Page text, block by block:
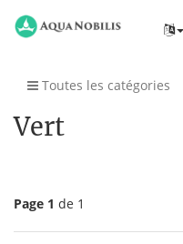
Toutes les catégories
Vert
Page 1 de 1